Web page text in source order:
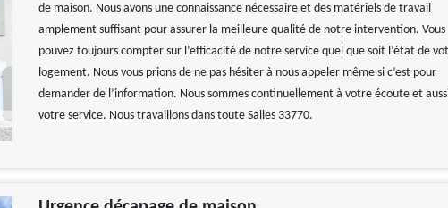
de maison. Nous avons une connaissance nécessaire et des matériels de travail
amplement suffisant pour assurer la meilleure qualité de notre intervention. Vous
pouvez toujours compter sur l’efficacité de notre service quel que soit l’état de
logement. Nous vous prions de ne pas hésiter à nous appeler même si c’est pour
demander de l’information. Nous sommes continuellement à votre écoute et
votre service. Nous travaillons dans toute Salles 33770.